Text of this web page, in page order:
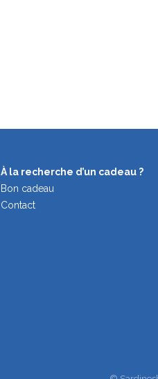
À la recherche d’un cadeau ?
Bon cadeau
Contact